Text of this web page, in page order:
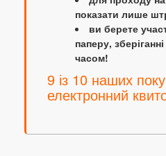
показати лише
ви берете
паперу,
часом!
9 із 10 наших
електронний